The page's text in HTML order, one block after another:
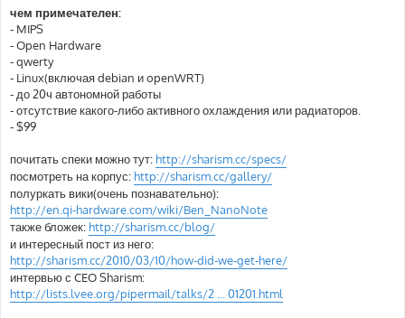
чем примечателен:
- MIPS
- Open Hardware
- qwerty
- Linux(включая debian и openWRT)
- до 20ч автономной работы
- отсутствие какого-либо активного охлаждения или радиаторов.
- $99
почитать спеки можно тут: http://sharism.cc/specs/
посмотреть на корпус: http://sharism.cc/gallery/
полуркать вики(очень познавательно):
http://en.qi-hardware.com/wiki/Ben_NanoNote
также бложек: http://sharism.cc/blog/
и интересный пост из него:
http://sharism.cc/2010/03/10/how-did-we-get-here/
интервью с CEO Sharism:
http://lists.lvee.org/pipermail/talks/2 ... 01201.html